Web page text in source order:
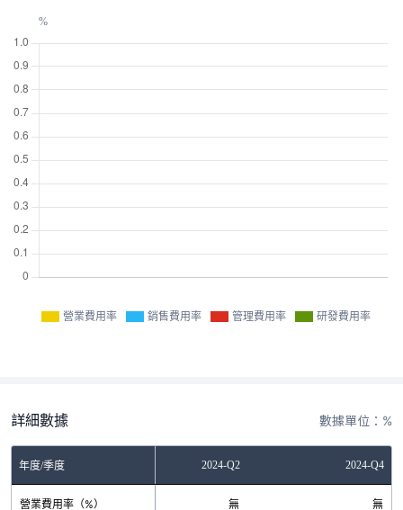
營業費用率 銷售費用率 管理費用率 研發費用率
詳細數據 數據單位：%
年度/季度2023-Q4 2024-Q2 2024-Q4
營業費用率（%）
無 無 無